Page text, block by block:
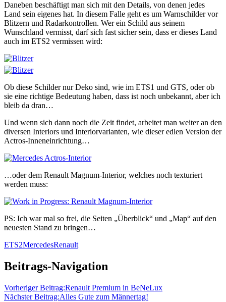
Daneben beschäftigt man sich mit den Details, von denen jedes
Land sein eigenes hat. In diesem Falle geht es um Warnschilder vor
Blitzern und Radarkontrollen. Wer ein Schild aus seinem
Wunschland vermisst, darf sich fast sicher sein, dass er dieses Land
auch im ETS2 vermissen wird:
Ob diese Schilder nur Deko sind, wie im ETS1 und GTS, oder ob
sie eine richtige Bedeutung haben, dass ist noch unbekannt, aber ich
bleib da dran…
Und wenn sich dann noch die Zeit findet, arbeitet man weiter an den
diversen Interiors und Interiorvarianten, wie dieser edlen Version der
Actros-Inneneinrichtung…
…oder dem Renault Magnum-Interior, welches noch texturiert
werden muss:
PS: Ich war mal so frei, die Seiten „Überblick“ und „Map“ auf den
neuesten Stand zu bringen…
ETS2MercedesRenault
Beitrags-Navigation
Vorheriger Beitrag:Renault Premium in BeNeLux
Nächster Beitrag:Alles Gute zum Männertag!